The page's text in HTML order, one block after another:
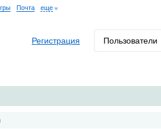
Почта еще
Регистрация Пользователи